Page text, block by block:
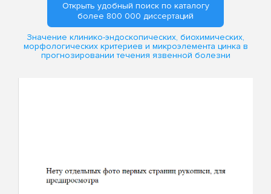
Открыть удобный поиск по каталогу
более 800 000 диссертаций
Значение клинико-эндоскопических, биохимических,
морфологических критериев и микроэлемента цинка в
прогнозировании течения язвенной болезни